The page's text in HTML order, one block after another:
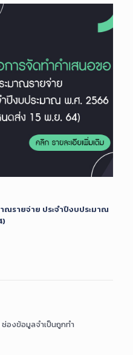
รายจ่าย ประจำปีงบประมาณ
ช่องข้อมูลจำเป็นถูกทำ